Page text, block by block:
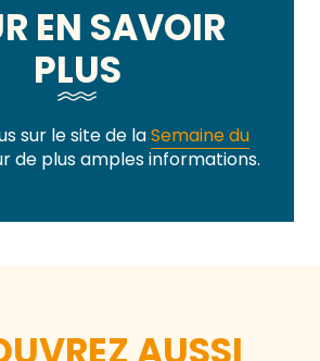
EN SAVOIR
PLUS
sur le site de laSemaine du
de plus amples informations.